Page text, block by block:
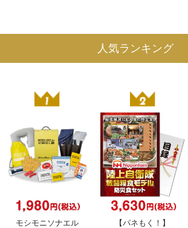
人気ランキング
モシモニソナエル
【パネもく！】